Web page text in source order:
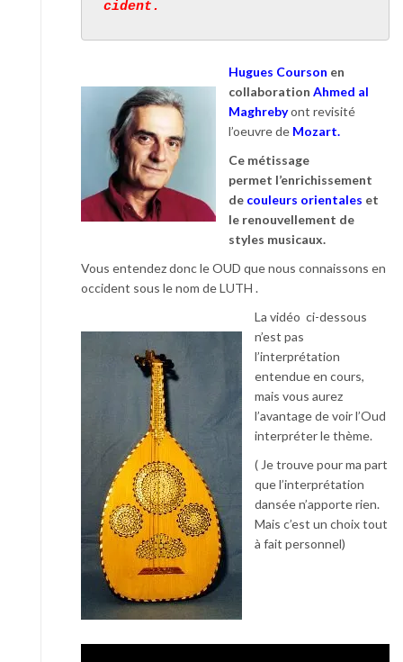
cident.
Hugues Courson en
collaboration Ahmed al
Maghrebyont revisité
l’oeuvre de Mozart.
Ce métissage
permet l’enrichissement
de couleurs orientales et
le renouvellement de
styles musicaux.
Vous entendez donc le OUD que nous connaissons en
occident sous le nom de LUTH .
La vidéo ci-dessous
n’est pas
l’interprétation
entendue en cours,
mais vous aurez
l’avantage de voir l’Oud
interpréter le thème.
( Je trouve pour ma part
que l’interprétation
dansée n’apporte rien.
Mais c’est un choix tout
à fait personnel)